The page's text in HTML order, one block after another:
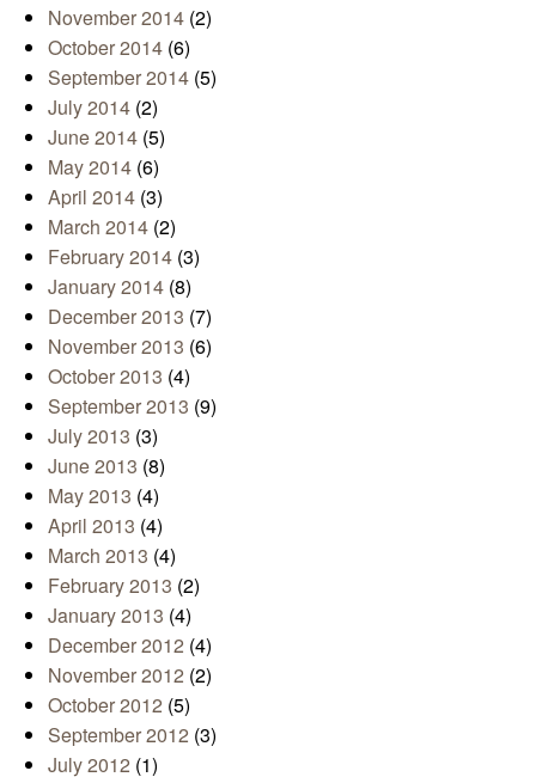
November 2014 (2)
October 2014 (6)
September 2014 (5)
July 2014 (2)
June 2014 (5)
May 2014 (6)
April 2014 (3)
March 2014 (2)
February 2014 (3)
January 2014 (8)
December 2013 (7)
November 2013 (6)
October 2013 (4)
September 2013 (9)
July 2013 (3)
June 2013 (8)
May 2013 (4)
April 2013 (4)
March 2013 (4)
February 2013 (2)
January 2013 (4)
December 2012 (4)
November 2012 (2)
October 2012 (5)
September 2012 (3)
July 2012 (1)